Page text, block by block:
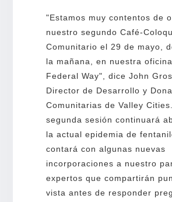
"Estamos muy contentos de
nuestro segundo Café-
Comunitario el 29 de mayo,
la mañana, en nuestra
Federal Way", dice John
Director de Desarrollo y
Comunitarias de Valley
segunda sesión continuará
la actual epidemia de
contará con algunas nuevas
incorporaciones a nuestro
expertos que compartirán
vista antes de responder